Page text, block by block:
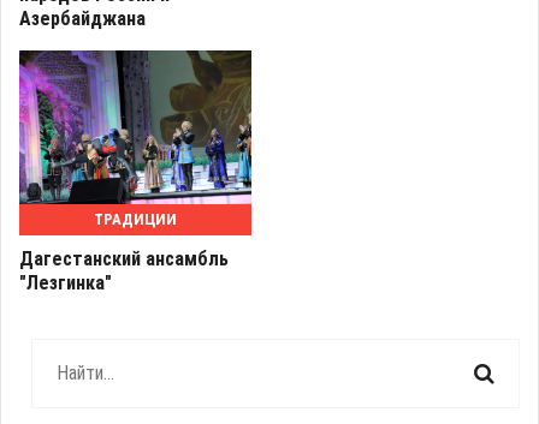
Азербайджана
ТРАДИЦИИ
Дагестанский ансамбль
"Лезгинка"